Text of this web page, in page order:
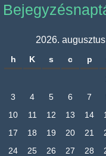
2026. augusztus
h K s c p
3
4 5 6 7
10
11 12 13 14
17
18 19 20 21
24
25 26 27 28